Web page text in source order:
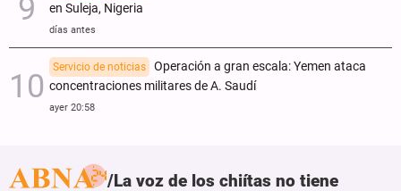
en Suleja, Nigeria
días antes
Servicio de noticias
Operación a gran escala: Yemen ataca
concentraciones militares de A. Saudí
ayer 20:58
La voz de los chiítas no tiene